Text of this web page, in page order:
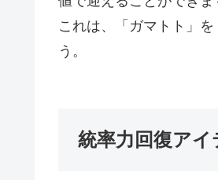
これは、「ガマトト」
う。
統率力回復ア